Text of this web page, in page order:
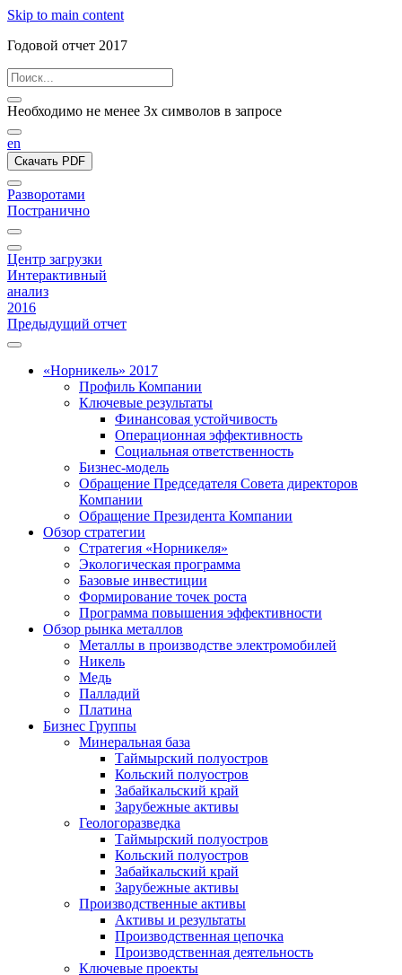
Skip to main content
Годовой отчет 2017
Необходимо не менее 3х символов в запросе
en
Скачать PDF
Разворотами
Постранично
Центр загрузки
Интерактивный
анализ
2016
Предыдущий отчет
«Норникель» 2017
Профиль Компании
Ключевые результаты
Финансовая устойчивость
Операционная эффективность
Социальная ответственность
Бизнес-модель
Обращение Председателя Совета директоров
Компании
Обращение Президента Компании
Обзор стратегии
Стратегия «Норникеля»
Экологическая программа
Базовые инвестиции
Формирование точек роста
Программа повышения эффективности
Обзор рынка металлов
Металлы в производстве электромобилей
Никель
Медь
Палладий
Платина
Бизнес Группы
Минеральная база
Таймырский полуостров
Кольский полуостров
Забайкальский край
Зарубежные активы
Геологоразведка
Таймырский полуостров
Кольский полуостров
Забайкальский край
Зарубежные активы
Производственные активы
Активы и результаты
Производственная цепочка
Производственная деятельность
Ключевые проекты